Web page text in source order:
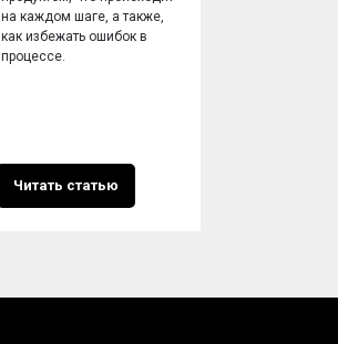
на каждом шаге, а также,
как избежать ошибок в
процессе.
Читать статью